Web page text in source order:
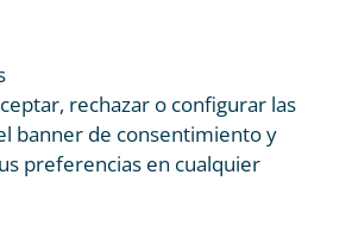
rechazar o configurar las
banner de consentimiento y
preferencias en cualquier